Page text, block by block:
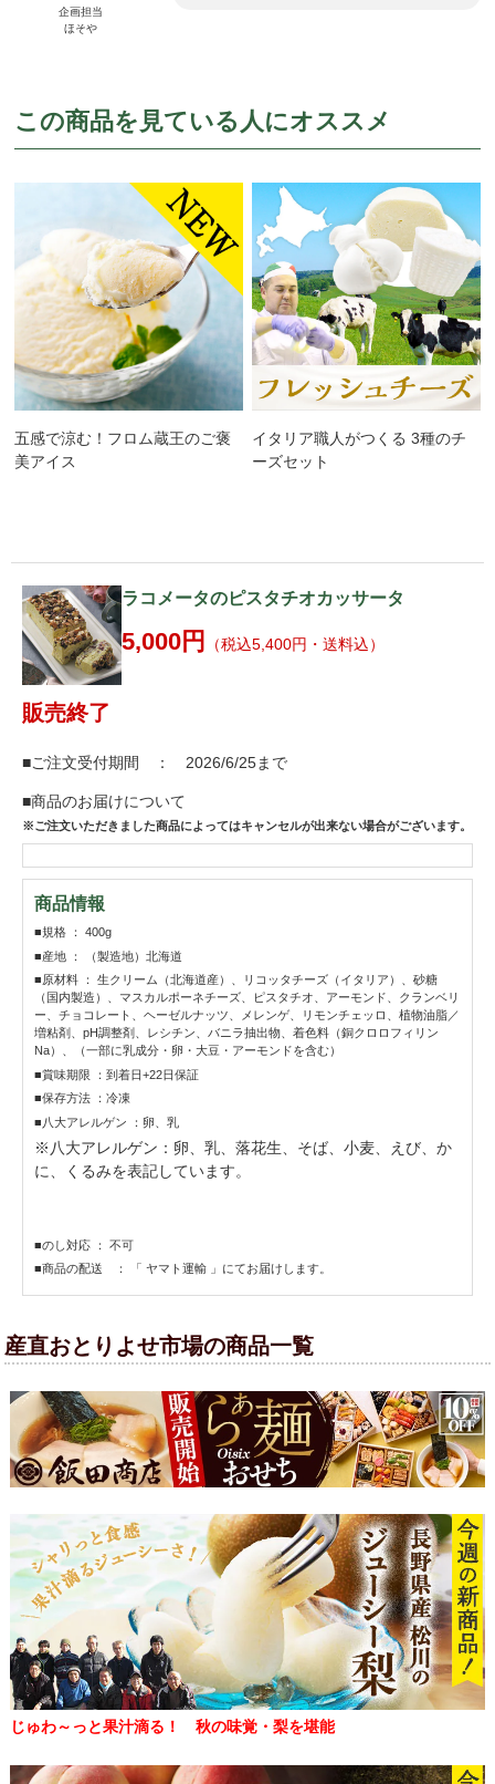
企画担当
ほそや
この商品を見ている人にオススメ
五感で涼む！フロム蔵王のご褒
美アイス
イタリア職人がつくる 3種のチ
ーズセット
ラコメータのピスタチオカッサータ
5,000円 （税込5,400円・送料込）
販売終了
■ご注文受付期間 ： 2026/6/25まで
■商品のお届けについて
※ご注文いただきました商品によってはキャンセルが出来ない場合がございます。
商品情報
■規格 ： 400g
■産地 ： （製造地）北海道
■原材料 ： 生クリーム（北海道産）、リコッタチーズ（イタリア）、砂糖
（国内製造）、マスカルポーネチーズ、ピスタチオ、アーモンド、クランベリ
ー、チョコレート、ヘーゼルナッツ、メレンゲ、リモンチェッロ、植物油脂／
増粘剤、pH調整剤、レシチン、バニラ抽出物、着色料（銅クロロフィリン
Na）、（一部に乳成分・卵・大豆・アーモンドを含む）
■賞味期限 ：到着日+22日保証
■保存方法 ：冷凍
■八大アレルゲン ：卵、乳
※八大アレルゲン：卵、乳、落花生、そば、小麦、えび、か
に、くるみを表記しています。
■のし対応 ： 不可
■商品の配送 ： 「 ヤマト運輸 」にてお届けします。
産直おとりよせ市場の商品一覧
じゅわ～っと果汁滴る！ 秋の味覚・梨を堪能